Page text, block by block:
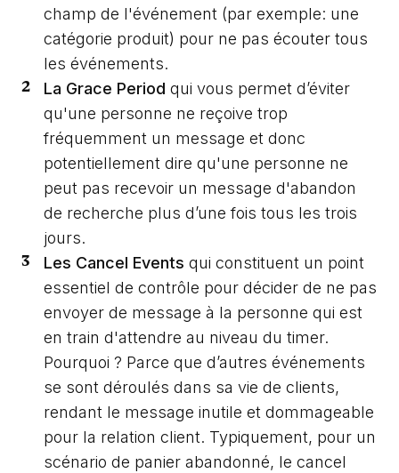
champ de l'événement (par exemple: une
catégorie produit) pour ne pas écouter tous
les événements.
La Grace Period qui vous permet d’éviter
qu'une personne ne reçoive trop
fréquemment un message et donc
potentiellement dire qu'une personne ne
peut pas recevoir un message d'abandon
de recherche plus d’une fois tous les trois
jours.
Les Cancel Events qui constituent un point
essentiel de contrôle pour décider de ne pas
envoyer de message à la personne qui est
en train d'attendre au niveau du timer.
Pourquoi ? Parce que d’autres événements
se sont déroulés dans sa vie de clients,
rendant le message inutile et dommageable
pour la relation client. Typiquement, pour un
scénario de panier abandonné, le cancel